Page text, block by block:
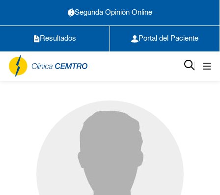
Segunda Opinión Online
Resultados Portal del Paciente